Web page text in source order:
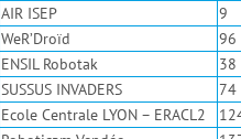
AIR ISEP
9
WeR’Droïd
96
ENSIL Robotak
38
SUSSUS INVADERS
74
Ecole Centrale LYON – ERACL2